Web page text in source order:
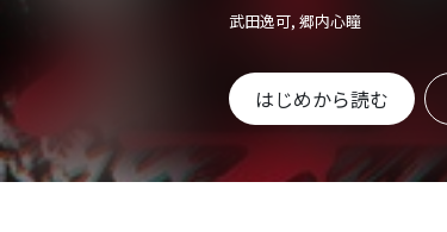
武田逸可, 郷内心瞳
はじめから読む